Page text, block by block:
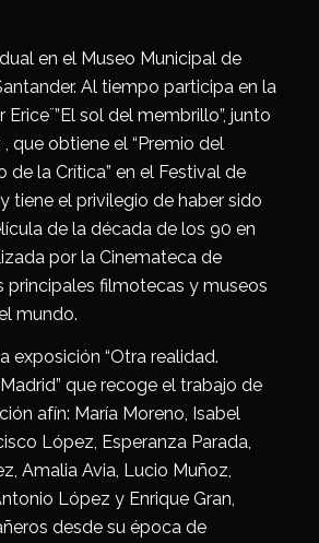
en el Museo Municipal de
Al tiempo participa en la
sol del membrillo”, junto
que obtiene el “Premio del
de la Crítica” en el Festival de
tiene el privilegio de haber sido
de la década de los 90 en
por la Cinemateca de
principales filmotecas y museos
mundo.
exposición “Otra realidad.
que recoge el trabajo de
afín: María Moreno, Isabel
López, Esperanza Parada,
Amalia Avia, Lucio Muñoz,
López y Enrique Gran,
desde su época de